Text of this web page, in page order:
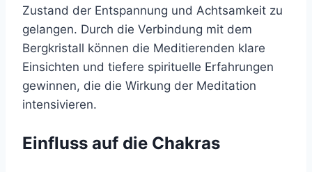
Zustand der Entspannung und Achtsamkeit zu
gelangen. Durch die Verbindung mit dem
Bergkristall können die Meditierenden klare
Einsichten und tiefere spirituelle Erfahrungen
gewinnen, die die Wirkung der Meditation
intensivieren.
Einfluss auf die Chakras